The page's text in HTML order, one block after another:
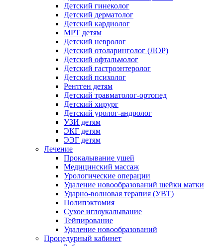
Детский гинеколог
Детский дерматолог
Детский кардиолог
МРТ детям
Детский невролог
Детский отоларинголог (ЛОР)
Детский офтальмолог
Детский гастроэнтеролог
Детский психолог
Рентген детям
Детский травматолог-ортопед
Детский хирург
Детский уролог-андролог
УЗИ детям
ЭКГ детям
ЭЭГ детям
Лечение
Прокалывание ушей
Медицинский массаж
Урологические операции
Удаление новообразований шейки матки
Ударно-волновая терапия (УВТ)
Полипэктомия
Сухое иглоукалывание
Тейпирование
Удаление новообразований
Процедурный кабинет